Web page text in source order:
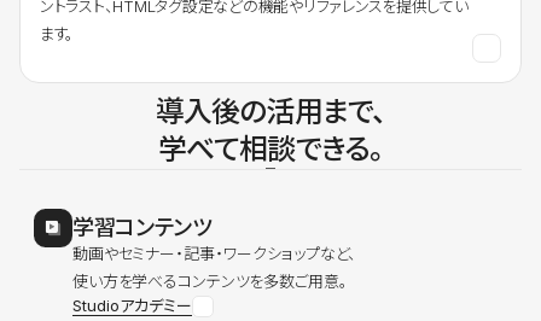
ントラスト、HTMLタグ設定などの機能やリファレンスを提供してい
ます。
導入後の活用まで、
学べて相談できる。
学習コンテンツ
動画やセミナー・記事・ワークショップなど、
使い方を学べるコンテンツを多数ご用意。
Studioアカデミー